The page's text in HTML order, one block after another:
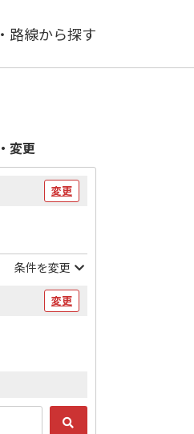
路線から探す
変更
変更
条件を変更
変更